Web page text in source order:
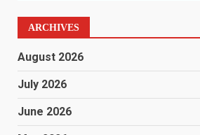
ARCHIVES
August 2026
July 2026
June 2026